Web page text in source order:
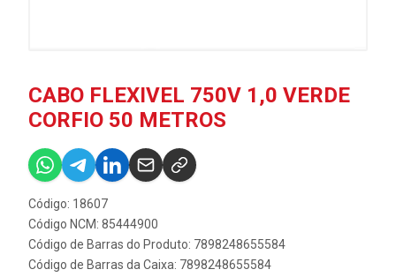
CABO FLEXIVEL 750V 1,0 VERDE
CORFIO 50 METROS
Código: 18607
Código NCM: 85444900
Código de Barras do Produto: 7898248655584
Código de Barras da Caixa: 7898248655584